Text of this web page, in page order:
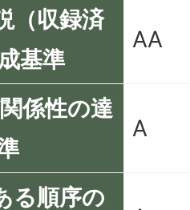
（収録済
基準
AA
係性の達
A
る順序の